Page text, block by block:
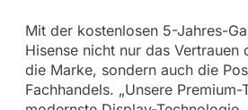
Mit der kostenlosen 5-Jahres-
Hisense nicht nur das Vertrauen
die Marke, sondern auch die
Fachhandels. „Unsere Premium-